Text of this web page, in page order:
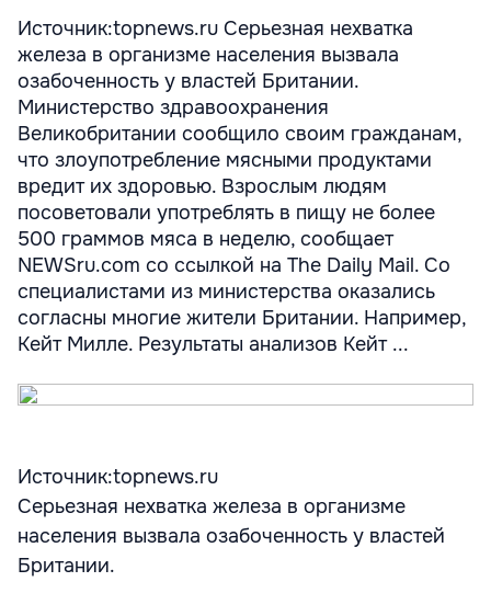
Источник:topnews.ru Серьезная нехватка
железа в организме населения вызвала
озабоченность у властей Британии.
Министерство здравоохранения
Великобритании сообщило своим гражданам,
что злоупотребление мясными продуктами
вредит их здоровью. Взрослым людям
посоветовали употреблять в пищу не более
500 граммов мяса в неделю, сообщает
NEWSru.com со ссылкой на The Daily Mail. Со
специалистами из министерства оказались
согласны многие жители Британии. Например,
Кейт Милле. Результаты анализов Кейт ...
Источник:topnews.ru
Серьезная нехватка железа в организме
населения вызвала озабоченность у властей
Британии.